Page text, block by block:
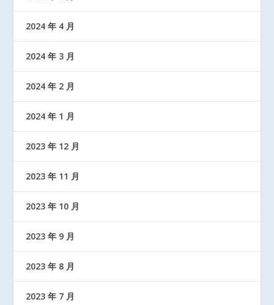
2024 年 4 月
2024 年 3 月
2024 年 2 月
2024 年 1 月
2023 年 12 月
2023 年 11 月
2023 年 10 月
2023 年 9 月
2023 年 8 月
2023 年 7 月